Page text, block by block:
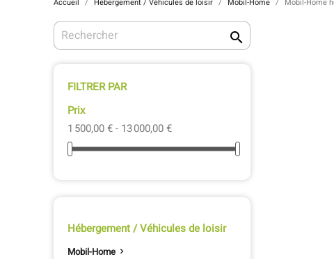

FILTRER PAR
Prix
1 500,00 € - 13 000,00 €
Hébergement / Véhicules de loisir
Mobil-Home 